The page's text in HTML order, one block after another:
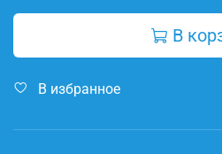
В
В избранное